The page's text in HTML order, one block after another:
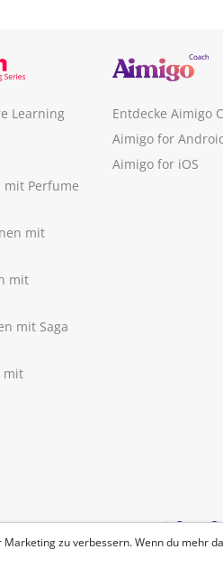
zu verbessern. Wenn du mehr
Learning
mit Perfume
mit
mit
mit Saga
mit
Entdecke Aimigo
Aimigo for
Aimigo for iOS